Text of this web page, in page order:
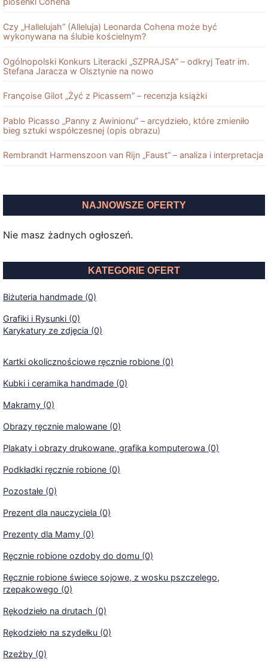
Czy „Hallelujah” (Alleluja) Leonarda Cohena może być
wykonywana na ślubie kościelnym?
Ogólnopolski Konkurs Literacki „SZPRAJSA” – odkryj Teatr im.
Stefana Jaracza w Olsztynie na nowo
Françoise Gilot „Żyć z Picassem” – recenzja książki
Pablo Picasso „Panny z Awinionu” – arcydzieło, które zmieniło
bieg sztuki współczesnej (opis obrazu)
Rembrandt Harmenszoon van Rĳn „Faust” – analiza i interpretacja
NAJNOWSZE OFERTY
Nie masz żadnych ogłoszeń.
KATEGORIE OFERT
Biżuteria handmade (0)
Grafiki i Rysunki (0)
Karykatury ze zdjęcia (0)
Kartki okolicznościowe ręcznie robione (0)
Kubki i ceramika handmade (0)
Makramy (0)
Obrazy ręcznie malowane (0)
Plakaty i obrazy drukowane, grafika komputerowa (0)
Podkładki ręcznie robione (0)
Pozostałe (0)
Prezent dla nauczyciela (0)
Prezenty dla Mamy (0)
Ręcznie robione ozdoby do domu (0)
Ręcznie robione świece sojowe, z wosku pszczelego,
rzepakowego (0)
Rękodzieło na drutach (0)
Rękodzieło na szydełku (0)
Rzeźby (0)